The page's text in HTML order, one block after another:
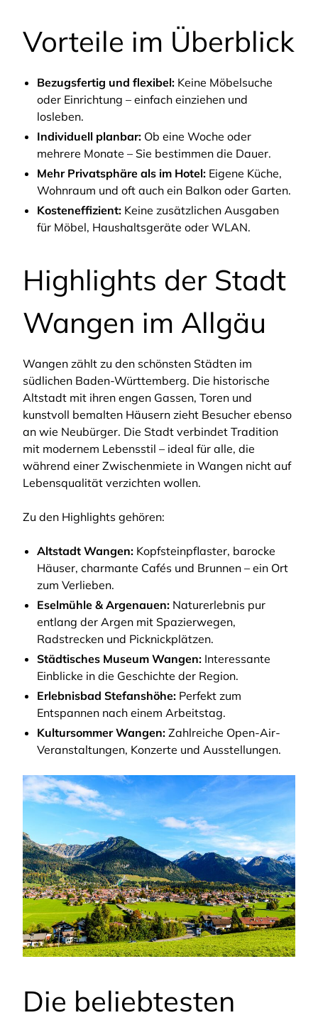
Vorteile im Überblick
Bezugsfertig und flexibel: Keine Möbelsuche
oder Einrichtung – einfach einziehen und
losleben.
Individuell planbar: Ob eine Woche oder
mehrere Monate – Sie bestimmen die Dauer.
Mehr Privatsphäre als im Hotel: Eigene Küche,
Wohnraum und oft auch ein Balkon oder Garten.
Kosteneffizient: Keine zusätzlichen Ausgaben
für Möbel, Haushaltsgeräte oder WLAN.
Highlights der Stadt
Wangen im Allgäu
Wangen zählt zu den schönsten Städten im
südlichen Baden-Württemberg. Die historische
Altstadt mit ihren engen Gassen, Toren und
kunstvoll bemalten Häusern zieht Besucher ebenso
an wie Neubürger. Die Stadt verbindet Tradition
mit modernem Lebensstil – ideal für alle, die
während einer Zwischenmiete in Wangen nicht auf
Lebensqualität verzichten wollen.
Zu den Highlights gehören:
Altstadt Wangen: Kopfsteinpflaster, barocke
Häuser, charmante Cafés und Brunnen – ein Ort
zum Verlieben.
Eselmühle & Argenauen: Naturerlebnis pur
entlang der Argen mit Spazierwegen,
Radstrecken und Picknickplätzen.
Städtisches Museum Wangen: Interessante
Einblicke in die Geschichte der Region.
Erlebnisbad Stefanshöhe: Perfekt zum
Entspannen nach einem Arbeitstag.
Kultursommer Wangen: Zahlreiche Open-Air-
Veranstaltungen, Konzerte und Ausstellungen.
Die beliebtesten